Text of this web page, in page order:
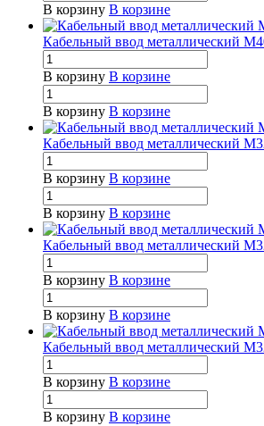
В корзину В корзине
Кабельный ввод металлический
В корзину В корзине
В корзину В корзине
Кабельный ввод металлический
В корзину В корзине
В корзину В корзине
Кабельный ввод металлический
В корзину В корзине
В корзину В корзине
Кабельный ввод металлический
В корзину В корзине
В корзину В корзине